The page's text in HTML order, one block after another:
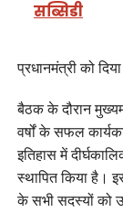
सब्सिडी
प्रधानमंत्री को
बैठक के दौरान
वर्षों के सफल
इतिहास में
स्थापित किया है।
के सभी सदस्यों को